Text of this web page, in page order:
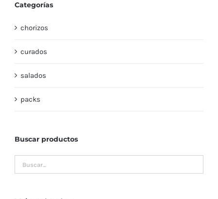
Categorías
chorizos
curados
salados
packs
Buscar productos